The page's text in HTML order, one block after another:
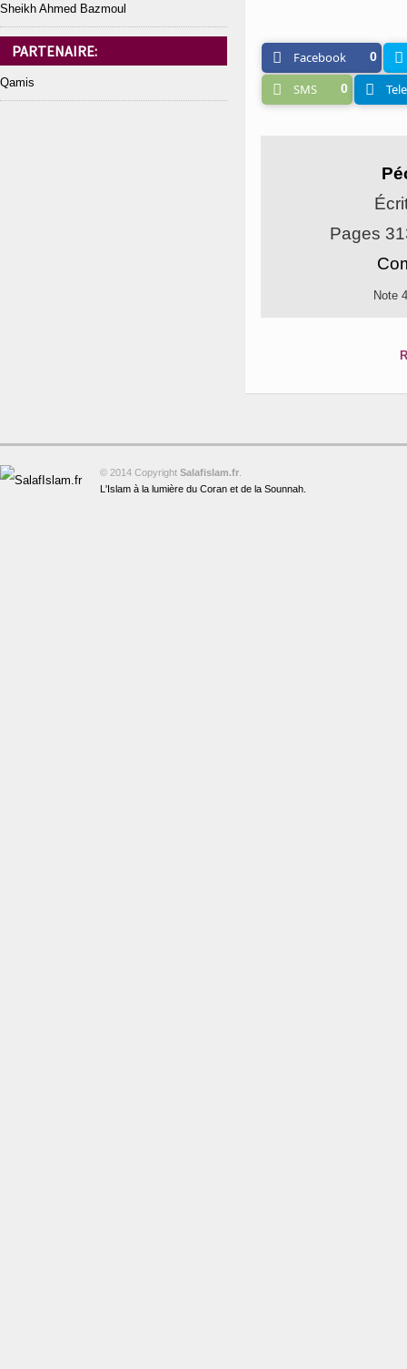
Facebook 0
SMS 0
Pages
Note
Sheikh Ahmed Bazmoul
PARTENAIRE:
Qamis
© 2014 Copyright Salafislam.fr
L'Islam à la lumière du Coran et de la Sounnah.